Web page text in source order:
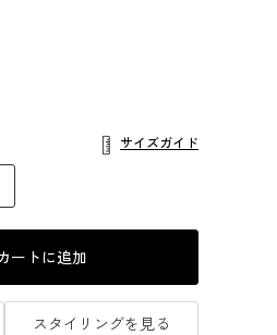
サイズガイド
ートに追加
スタイリングを見る